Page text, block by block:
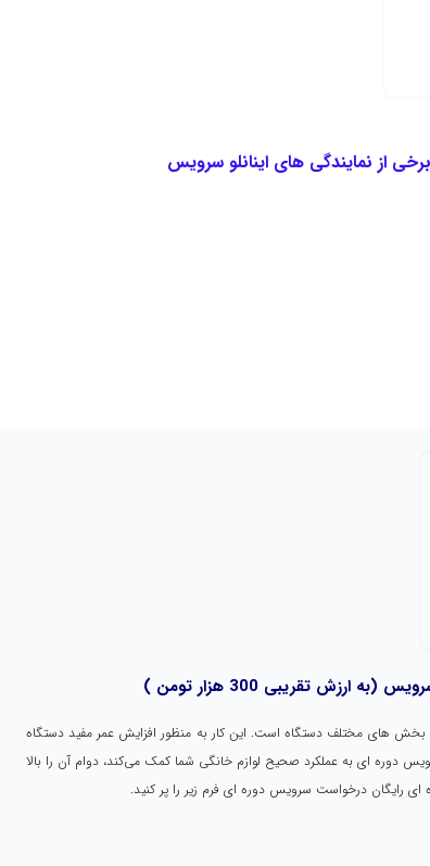
برخی از نمایندگی های اینانلو سرویس
تقریبی 300 هزار تومن )
های مختلف دستگاه است. این کار به منظور افزایش عمر مفید دستگاه
دوره ای به عملکرد صحیح لوازم خانگی شما کمک می‌کند، دوام آن‌ را بالا
رایگان درخواست سرویس دوره ای فرم زیر را پر کنید.